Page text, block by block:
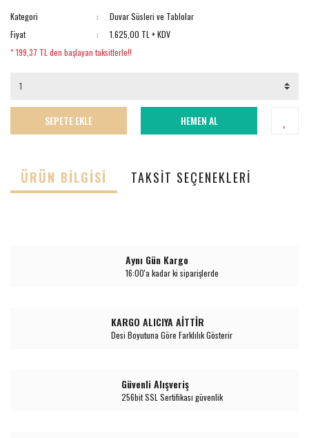
Kategori
Duvar Süsleri ve Tablolar
Fiyat
1.625,00 TL + KDV
* 199,37 TL den başlayan taksitlerle!!
SEPETE EKLE HEMEN AL
ÜRÜN BILGISI TAKSIT SEÇENEKLERI
Aynı Gün Kargo
16:00'a kadar ki siparişlerde
KARGO ALICIYA AİTTİR
Desi Boyutuna Göre Farklılık Gösterir
Güvenli Alışveriş
256bit SSL Sertifikası güvenlik